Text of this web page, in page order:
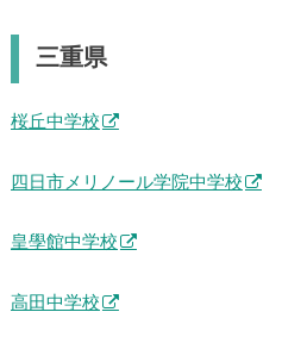
三重県
桜丘中学校
四日市メリノール学院中学校
皇學館中学校
高田中学校